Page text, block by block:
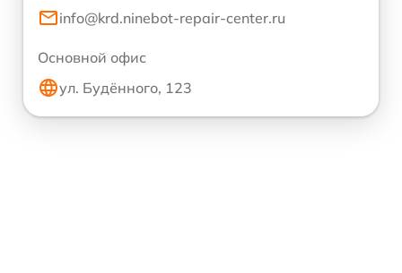
info@krd.ninebot-repair-center.ru
Основной офис
ул. Будённого, 123